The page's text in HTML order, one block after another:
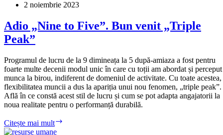
2 noiembrie 2023
Adio „Nine to Five”. Bun venit „Triple
Peak”
Programul de lucru de la 9 dimineața la 5 după-amiaza a fost pentru
foarte multe decenii modul unic în care cu toții am abordat și perceput
munca la birou, indiferent de domeniul de activitate. Cu toate acestea,
flexibilitatea muncii a dus la apariția unui nou fenomen, „triple peak”.
Află în ce constă acest stil de lucru și cum se pot adapta angajatorii la
noua realitate pentru o performanță durabilă.
Citește mai mult